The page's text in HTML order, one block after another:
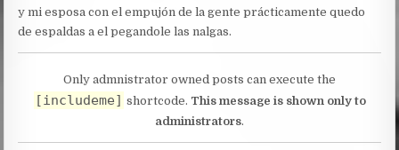
y mi esposa con el empujón de la gente prácticamente quedo
de espaldas a el pegandole las nalgas.
Only admnistrator owned posts can execute the
[includeme] shortcode. This message is shown only to
administrators.